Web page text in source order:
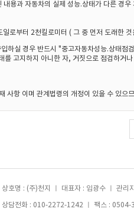
내용과 자동차의 실제 성능.상태가 다른 경
로부터 2천킬로미터 ( 그 중 먼저 도래한
하실 경우 반드시 "중고자동차성능.상태
를 고지하지 아니한 자, 거짓으로 점검하
사항 이며 관계법령의 개정이 있을 수 있으
상호명 : (주)천지 ㅣ 대표자 : 임광수 ㅣ 관
상담전화 : 010-2272-1242 ㅣ 팩스 :